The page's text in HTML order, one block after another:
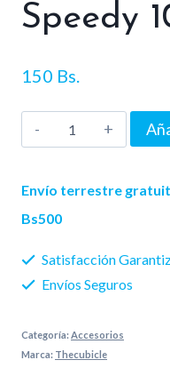
Speedy
150 Bs.
Lubricante
Lubicle
Speedy
10ml
Envío terrestre
Bs500
Satisfacción
Envíos Seguros
Categoría: Accesorios
Marca: Thecubicle